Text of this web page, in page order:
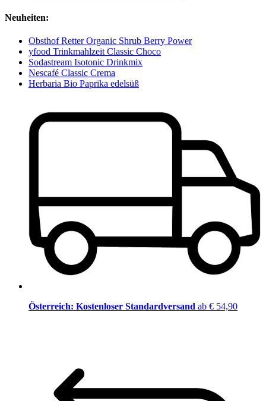
Neuheiten:
Obsthof Retter Organic Shrub Berry Power
yfood Trinkmahlzeit Classic Choco
Sodastream Isotonic Drinkmix
Nescafé Classic Crema
Herbaria Bio Paprika edelsüß
Österreich: Kostenloser Standardversand ab € 54,90